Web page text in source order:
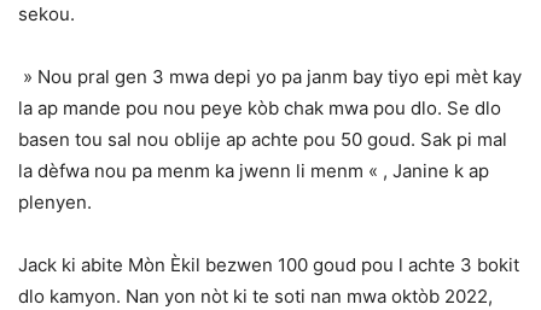
sekou.
» Nou pral gen 3 mwa depi yo pa janm bay tiyo epi mèt kay
la ap mande pou nou peye kòb chak mwa pou dlo. Se dlo
basen tou sal nou oblije ap achte pou 50 goud. Sak pi mal
la dèfwa nou pa menm ka jwenn li menm « , Janine k ap
plenyen.
Jack ki abite Mòn Èkil bezwen 100 goud pou l achte 3 bokit
dlo kamyon. Nan yon nòt ki te soti nan mwa oktòb 2022,